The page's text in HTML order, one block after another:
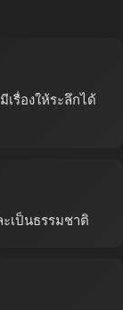
เรื่องให้ระลึกได้
เป็นธรรมชาติ